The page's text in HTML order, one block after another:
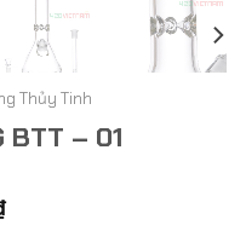
Thủy Tinh
BTT – 01
Giá